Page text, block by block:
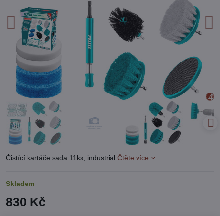
Čistící kartáče sada 11ks, industrial Čtěte více
Skladem
830 Kč